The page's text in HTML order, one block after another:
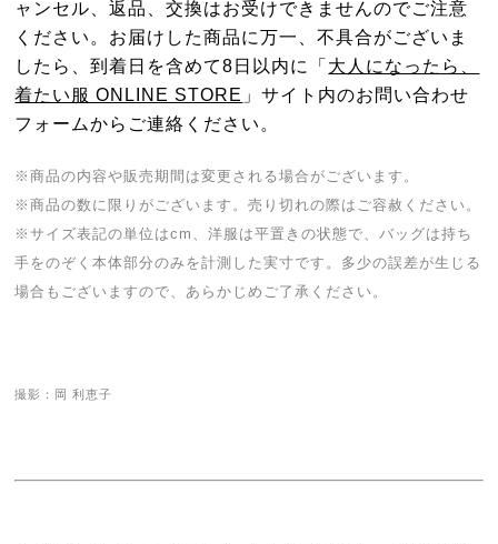
ャンセル、返品、交換はお受けできませんのでご注意
ください。お届けした商品に万一、不具合がございま
したら、到着日を含めて8日以内に「大人になったら、
着たい服 ONLINE STORE 」サイト内のお問い合わせ
フォームからご連絡ください。
※商品の内容や販売期間は変更される場合がございます。
※商品の数に限りがございます。売り切れの際はご容赦ください。
※サイズ表記の単位はcm、洋服は平置きの状態で、バッグは持ち
手をのぞく本体部分のみを計測した実寸です。多少の誤差が生じる
場合もございますので、あらかじめご了承ください。
撮影：岡 利恵子